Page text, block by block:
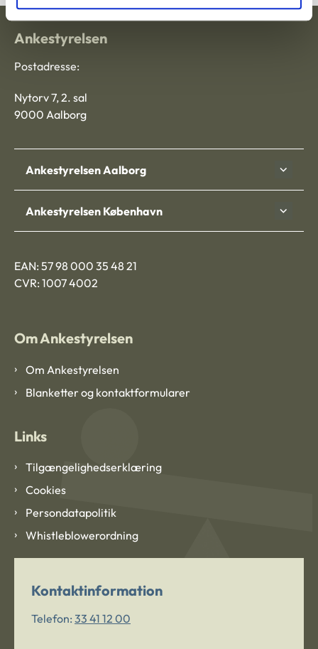
Ankestyrelsen
Postadresse:
Nytorv 7, 2. sal
9000 Aalborg
Ankestyrelsen Aalborg
Ankestyrelsen København
EAN: 57 98 000 35 48 21
CVR: 1007 4002
Om Ankestyrelsen
Om Ankestyrelsen
Blanketter og kontaktformularer
Links
Tilgængelighedserklæring
Cookies
Persondatapolitik
Whistleblowerordning
Kontaktinformation
Telefon: 33 41 12 00